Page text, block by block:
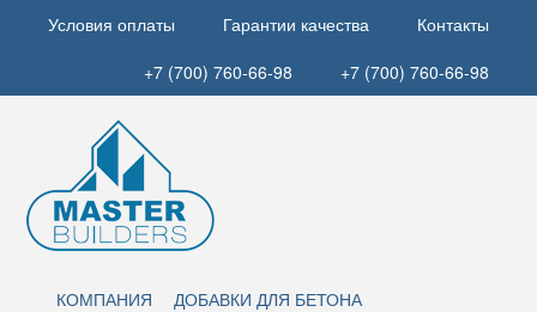
Условия оплаты Гарантии качества
Контакты
+7 (700) 760-66-98
+7 (700) 760-66-98
КОМПАНИЯ ДОБАВКИ ДЛЯ БЕТОНА